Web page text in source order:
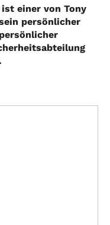
einer von Tony
persönlicher